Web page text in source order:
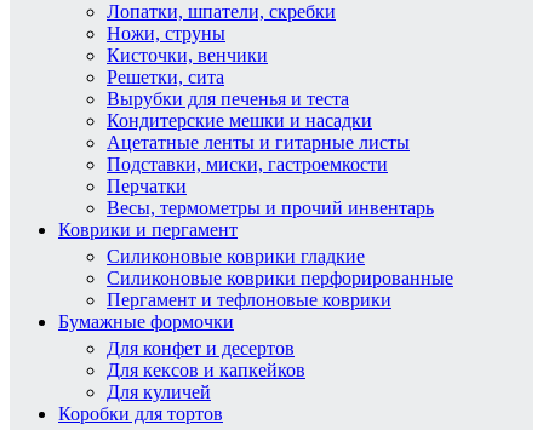
Лопатки, шпатели, скребки
Ножи, струны
Кисточки, венчики
Решетки, сита
Вырубки для печенья и теста
Кондитерские мешки и насадки
Ацетатные ленты и гитарные листы
Подставки, миски, гастроемкости
Перчатки
Весы, термометры и прочий инвентарь
Коврики и пергамент
Силиконовые коврики гладкие
Силиконовые коврики перфорированные
Пергамент и тефлоновые коврики
Бумажные формочки
Для конфет и десертов
Для кексов и капкейков
Для куличей
Коробки для тортов